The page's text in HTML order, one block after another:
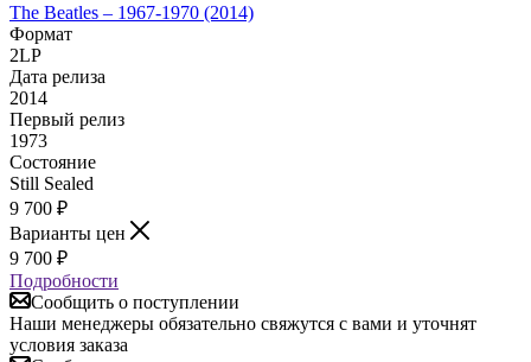
The Beatles – 1967-1970 (2014)
Формат
2LP
Дата релиза
2014
Первый релиз
1973
Состояние
Still Sealed
9 700 ₽
Варианты цен
9 700 ₽
Подробности
Сообщить о поступлении
Наши менеджеры обязательно свяжутся с вами и уточнят
условия заказа